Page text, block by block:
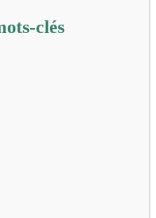
clés